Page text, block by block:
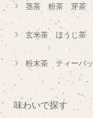
茎茶 粉茶 芽茶
玄米茶 ほうじ茶
粉末茶 ティーバ
味わいで探す